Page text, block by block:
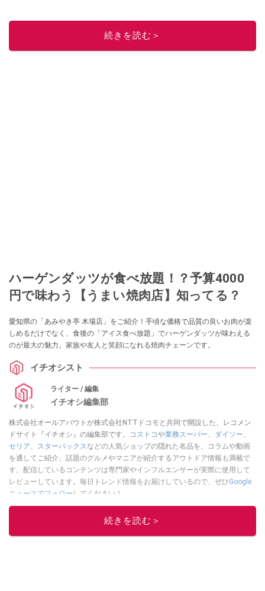
続きを読む＞
ハーゲンダッツが食べ放題！？予算4000
円で味わう【うまい焼肉店】知ってる？
愛知県の「あみやき亭 木場店」をご紹介！手頃な価格で品質の良いお肉が楽
しめるだけでなく、食後の「アイス食べ放題」でハーゲンダッツが味わえる
のが最大の魅力。家族や友人と笑顔になれる焼肉チェーンです。
イチオシスト
ライター / 編集
イチオシ編集部
株式会社オールアバウトが株式会社NTTドコモと共同で開設した、レコメン
ドサイト『イチオシ』の編集部です。
コストコや業務スーパー、 ダイソー、
セリア、 スターバックスなどの人気ショップの隠れた名品を、コラムや動画
を通してご紹介。話題のグルメやマニアが紹介するアウトドア情報も満載で
す。配信しているコンテンツは専門家やインフルエンサーが実際に使用して
レビューしています。毎日トレンド情報をお届けしているので、ぜひGoogle
ニュースでフォロー してください！
続きを読む＞